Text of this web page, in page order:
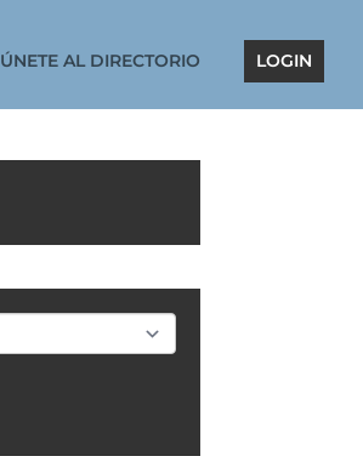
ÚNETE AL DIRECTORIO LOGIN